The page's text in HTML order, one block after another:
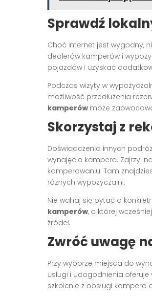
Sprawdź
Choć internet jest wygodny,
dealerów kamperów i
pojazdów i uzyskać
Podczas wizyty w
możliwość przedłużenia
kamperów może
Skorzystaj z
Doświadczenia innych
wynajęcia kampera. Zajrzyj
kamperowaniu. Tam
różnych wypożyczalni.
Nie wahaj się pytać o
kamperów, o której
źródeł.
Zwróć uwagę
Przy wyborze miejsca do
usługi i udogodnienia
szkolenie z obsługi